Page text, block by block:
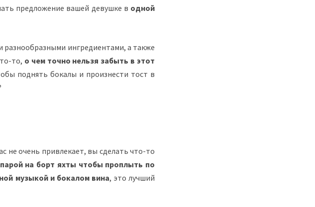
предложение вашей девушке в одной
ингредиентами, а также
то, о чем точно нельзя забыть в этот
поднять бокалы и произнести тост в
не очень привлекает, вы сделать что-то
на борт яхты чтобы проплыть по
музыкой и бокалом вина, это лучший